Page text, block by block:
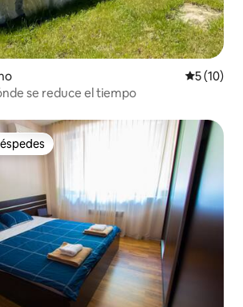
5 (10)
se reduce el tiempo